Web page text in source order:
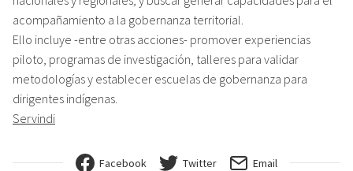
acompañamiento a la gobernanza territorial.
Ello incluye -entre otras acciones- promover experiencias
piloto, programas de investigación, talleres para validar
metodologías y establecer escuelas de gobernanza para
dirigentes indígenas.
Servindi
Facebook Twitter Email